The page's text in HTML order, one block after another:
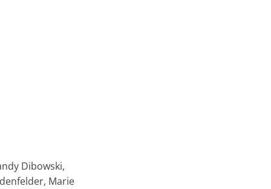
Dibowski,
Marie